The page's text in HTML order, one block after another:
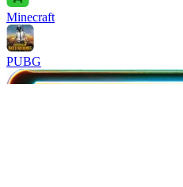
Minecraft
PUBG